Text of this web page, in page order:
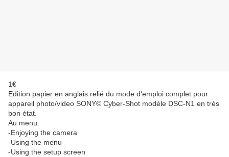
1€
Edition papier en anglais relié du mode d'emploi complet pour
appareil photo/video SONY© Cyber-Shot modèle DSC-N1 en très
bon état.
Au menu:
-Enjoying the camera
-Using the menu
-Using the setup screen